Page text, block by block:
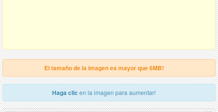
El tamaño de la imagen es mayor que 6MB!
Haga clic en la imagen para aumentar!